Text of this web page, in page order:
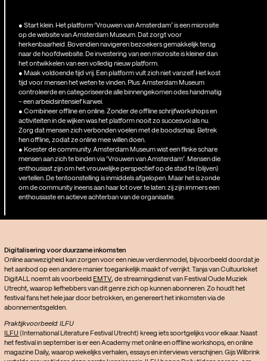
● Start klein. Het platform ‘Vrouwen van Amsterdam’ is een microsite
op de website van Amsterdam Museum. Dat zorgt voor
herkenbaarheid. Bovendien navigeren bezoekers gemakkelijk terug
naar de hoofdwebsite. De investering van een microsite is kleiner dan
het ontwikkelen van een volledig nieuw platform.
● Maak voldoende tijd vrij. Een platform vult zich niet vanzelf. Het kost
tijd voor mensen het weten te vinden. Plus: Amsterdam Museum
controleerde en categoriseerde alle binnengekomen odes handmatig
– een arbeidsintensief karwei.
● Combineer offline en online. Zonder de offline schrijfworkshops en
activiteiten in de wijken was het platform nooit zo succesvol als nu.
Zorg dat mensen zich verbonden voelen met de boodschap. Betrek
hen offline, zodat ze online mee willen doen.
● Koester de community. Amsterdam Museum wist een flinke schare
mensen aan zich te binden via ‘Vrouwen van Amsterdam’. Mensen die
enthousiast zijn om het vrouwelijke perspectief op de stad te (blijven)
vertellen. De tentoonstelling is inmiddels afgelopen. Maar het is zonde
om de community ineens aan haar lot over te laten: zij zijn immers een
enthousiaste en actieve achterban van de organisatie.
Digitalisering voor duurzame inkomsten
Online aanwezigheid kan zorgen voor een nieuw verdienmodel, bijvoorbeeld doordat je
het aanbod op een andere manier toegankelijk maakt of verrijkt. Tanja van Cultuurloket
DigitALL noemt als voorbeeld EMTV, de streamingdienst van Festival Oude Muziek
Utrecht, waarop liefhebbers van dit genre zich op kunnen abonneren. Zo houdt het
festival fans het hele jaar door betrokken, en genereert het inkomsten via de
abonnementsgelden.
Praktijkvoorbeeld: ILFU
ILFU (International Literature Festival Utrecht) kreeg iets soortgelijks voor elkaar. Naast
het festival in september is er een Academy met online en offline workshops, en online
magazine Daily, waarop wekelijks verhalen, essays en interviews verschijnen. Gijs Wilbrink